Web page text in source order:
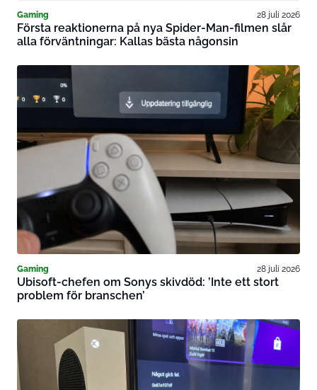
Gaming 28 juli 2026
Första reaktionerna på nya Spider-Man-filmen slår
alla förväntningar: Kallas bästa någonsin
Gaming 28 juli 2026
Ubisoft-chefen om Sonys skivdöd: ’Inte ett stort
problem för branschen’